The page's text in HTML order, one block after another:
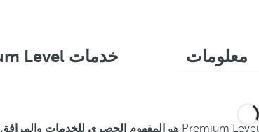
معلومات خدمات Premium Level
Premium Level هو المفهوم الحصري للخدمات والمرافق